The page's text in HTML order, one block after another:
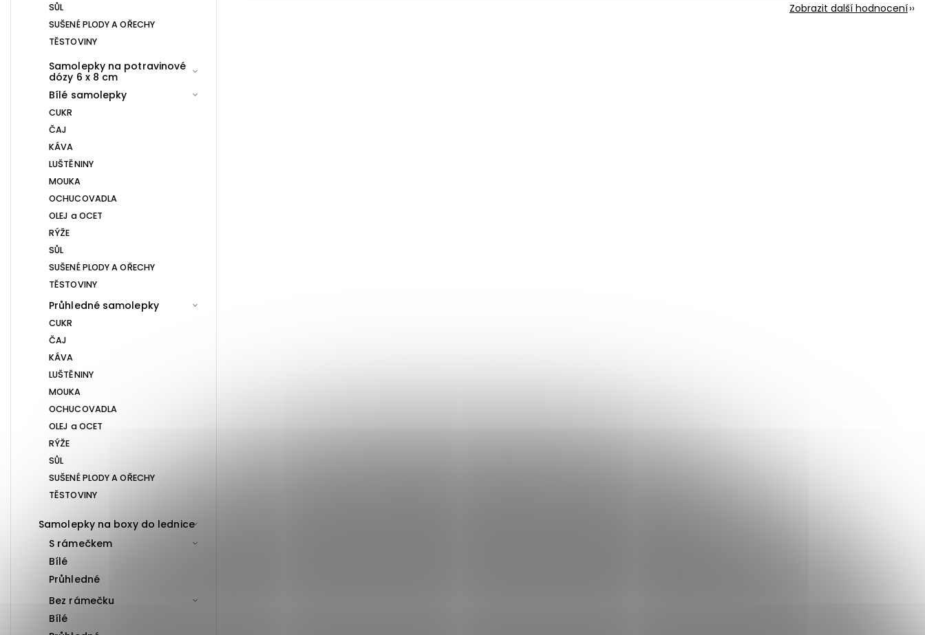
SŮL
SUŠENÉ PLODY A OŘECHY
TĚSTOVINY
Samolepky na potravinové
dózy 6 x 8 cm
Bílé samolepky
CUKR
ČAJ
KÁVA
LUŠTĚNINY
MOUKA
OCHUCOVADLA
OLEJ a OCET
RÝŽE
SŮL
SUŠENÉ PLODY A OŘECHY
TĚSTOVINY
Průhledné samolepky
CUKR
ČAJ
KÁVA
LUŠTĚNINY
MOUKA
OCHUCOVADLA
OLEJ a OCET
RÝŽE
SŮL
SUŠENÉ PLODY A OŘECHY
TĚSTOVINY
Samolepky na boxy do lednice
S rámečkem
Bílé
Průhledné
Bez rámečku
Bílé
Zobrazit další hodnocení